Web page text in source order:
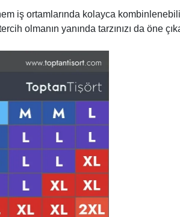
iş ortamlarında kolayca
olmanın yanında tarzınızı da öne